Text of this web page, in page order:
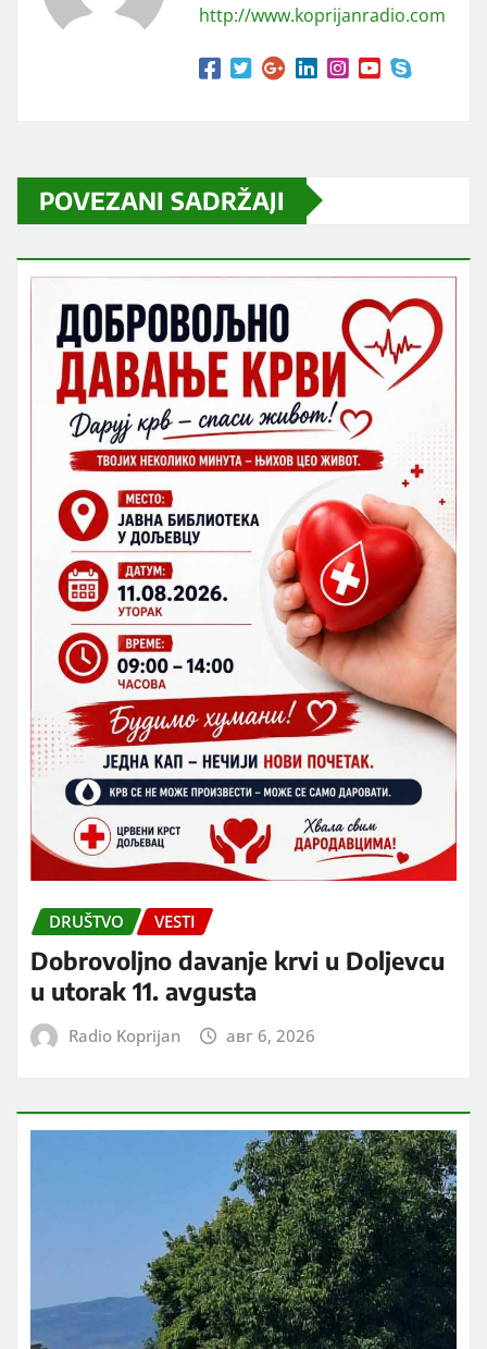
http://www.koprijanradio.com
POVEZANI SADRŽAJI
DRUŠTVO VESTI
Dobrovoljno davanje krvi u Doljevcu
u utorak 11. avgusta
Radio Koprijan авг 6, 2026